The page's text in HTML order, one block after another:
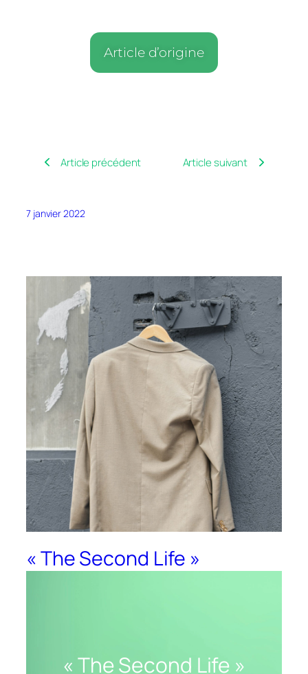
Article d’origine
Article précédent Article suivant
7 janvier 2022
« The Second Life »
« The Second Life »